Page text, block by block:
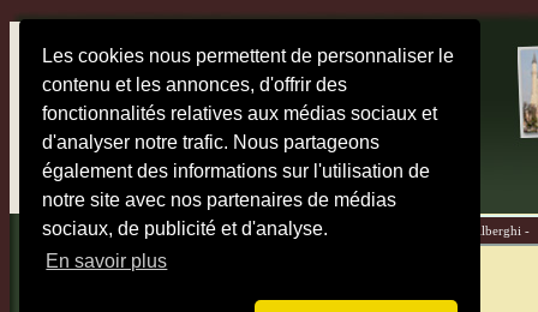
Les cookies nous permettent de personnaliser le
contenu et les annonces, d'offrir des
fonctionnalités relatives aux médias sociaux et
d'analyser notre trafic. Nous partageons
également des informations sur l'utilisation de
notre site avec nos partenaires de médias
sociaux, de publicité et d'analyse.
En savoir plus
Home - Mappe - Destinazioni - Alberghi -